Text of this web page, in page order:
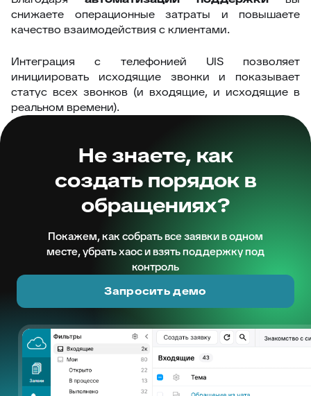
снижаете операционные затраты и повышаете
качество взаимодействия с клиентами.
Интеграция с телефонией UIS позволяет
инициировать исходящие звонки и показывает
статус всех звонков (и входящие, и исходящие в
реальном времени).
Не знаете, как
создать порядок в
обращениях?
Покажем, как собрать все заявки в одном
месте, убрать хаос и взять поддержку под
контроль
Запросить демо